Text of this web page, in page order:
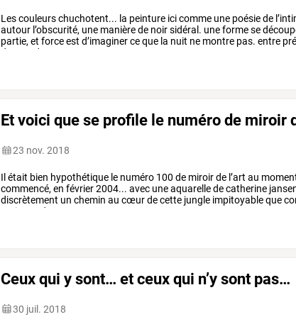
Lescouleurschuchotent... la peinture icicomme une poésiede
autour l’obscurité, une manièrede noirsidéral. uneformese
partie, et forceest d’imaginerceque la nuit ne montre pas. entre
du
monde,
Et voici que se profile le numéro de miroir
23 nov. 2018
Il était bien hypothétique le numéro 100 de miroirde l’art au
commencé, en février2004... avec uneaquarelledecatherine
discrètement un chemin au cœurdecette jungle impitoyableque
maisons
de
Ceux qui y sont… et ceux qui n’y sont pas…
30 juil. 2018